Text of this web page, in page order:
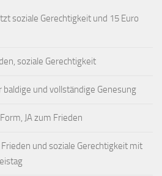
soziale Gerechtigkeit und 15 Euro
soziale Gerechtigkeit
und vollständige Genesung
JA zum Frieden
und soziale Gerechtigkeit mit